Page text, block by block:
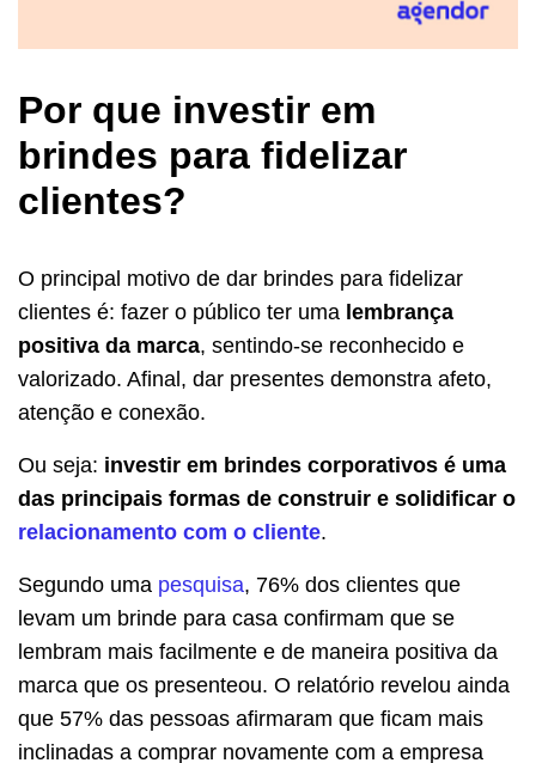
Por que investir em
brindes para fidelizar
clientes?
O principal motivo de dar brindes para fidelizar
clientes é: fazer o público ter uma lembrança
positiva da marca, sentindo-se reconhecido e
valorizado. Afinal, dar presentes demonstra afeto,
atenção e conexão.
Ou seja: investir em brindes corporativos é uma
das principais formas de construir e solidificar o
relacionamento com o cliente.
Segundo uma pesquisa, 76% dos clientes que
levam um brinde para casa confirmam que se
lembram mais facilmente e de maneira positiva da
marca que os presenteou. O relatório revelou ainda
que 57% das pessoas afirmaram que ficam mais
inclinadas a comprar novamente com a empresa